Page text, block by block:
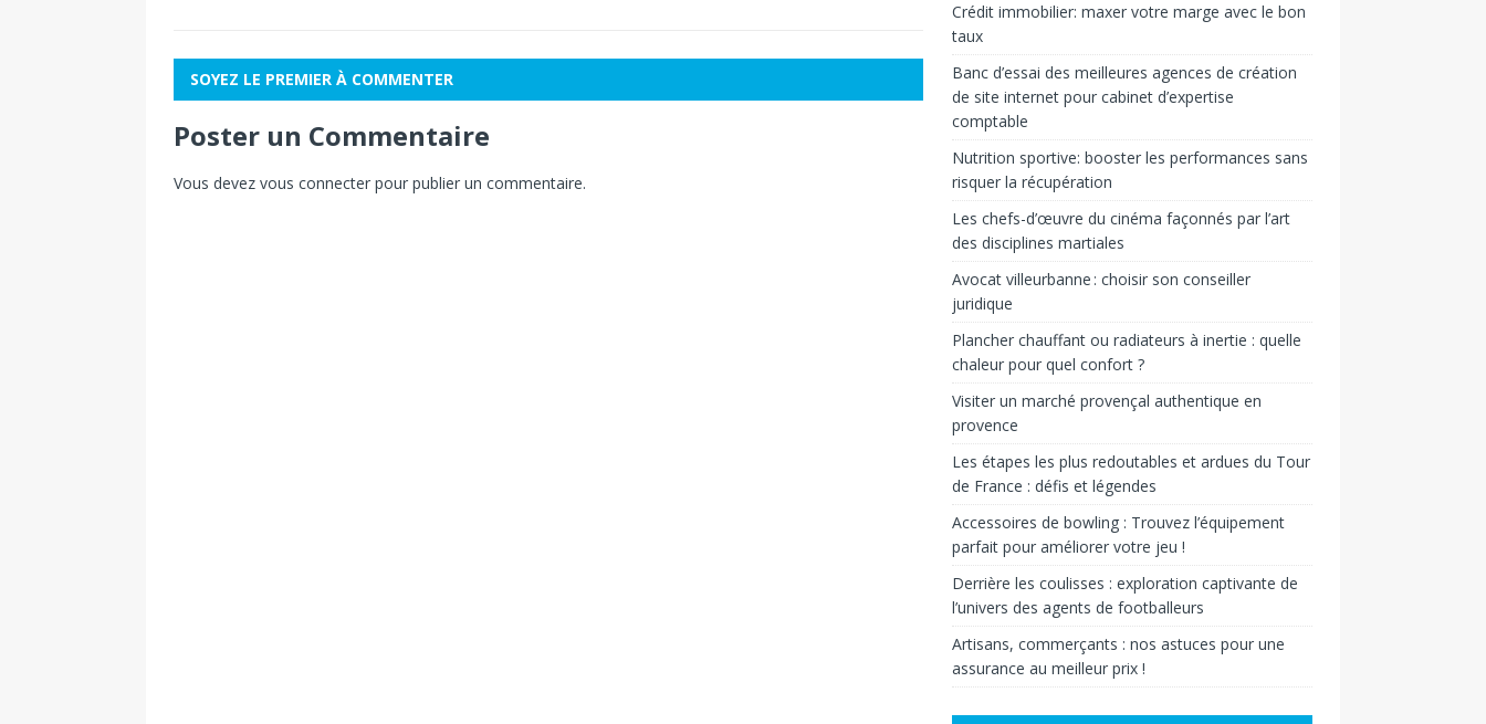
SOYEZ LE PREMIER À COMMENTER
Poster un Commentaire
Vous devez vous connecter pour publier un commentaire.
Crédit immobilier: max­er votre marge avec le bon
taux
Banc d’essai des meilleures agences de création
de site internet pour cabinet d’expertise
comptable
Nutrition sportive: booster les performances sans
risquer la récupération
Les chefs-d’œuvre du cinéma façonnés par l’art
des disciplines martiales
Avocat villeurbanne : choisir son conseiller
juridique
Plancher chauffant ou radiateurs à inertie : quelle
chaleur pour quel confort ?
Visiter un marché provençal authentique en
provence
Les étapes les plus redoutables et ardues du Tour
de France : défis et légendes
Accessoires de bowling : Trouvez l’équipement
parfait pour améliorer votre jeu !
Derrière les coulisses : exploration captivante de
l’univers des agents de footballeurs
Artisans, commerçants : nos astuces pour une
assurance au meilleur prix !